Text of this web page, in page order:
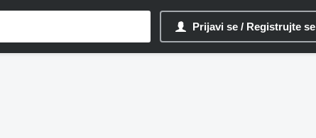
Prijavi se / Registrujte se